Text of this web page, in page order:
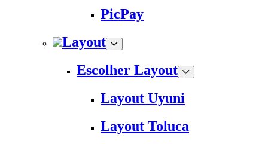
PicPay
Layout
Escolher Layout
Layout Uyuni
Layout Toluca